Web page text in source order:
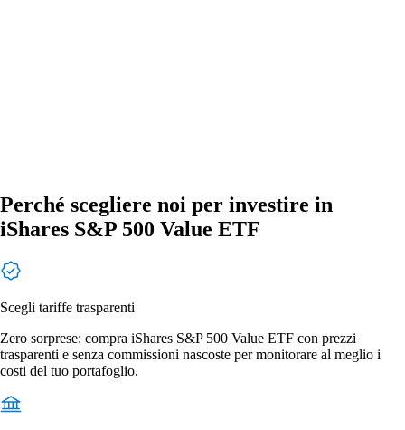
Perché scegliere noi per investire in
iShares S&P 500 Value ETF
Scegli tariffe trasparenti
Zero sorprese: compra iShares S&P 500 Value ETF con prezzi
trasparenti e senza commissioni nascoste per monitorare al meglio i
costi del tuo portafoglio.